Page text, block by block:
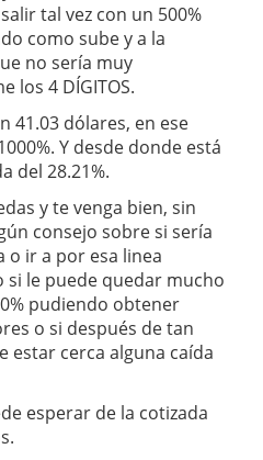
tal vez con un 500%
como sube y a la
no sería muy
los 4 DÍGITOS.
41.03 dólares, en ese
Y desde donde está
del 28.21%.
y te venga bien, sin
consejo sobre si sería
ir a por esa linea
si le puede quedar mucho
pudiendo obtener
o si después de tan
estar cerca alguna caída
esperar de la cotizada